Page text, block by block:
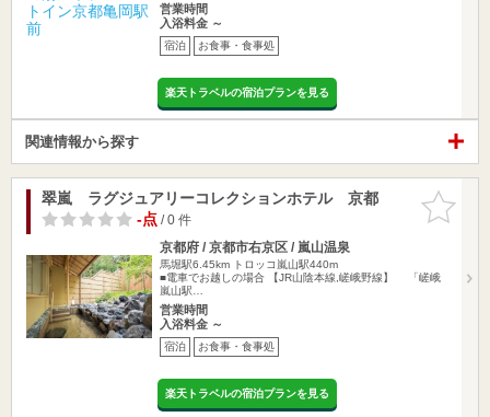
営業時間
入浴料金 ～
宿泊 お食事・食事処
楽天トラベルの宿泊プランを見る
関連情報から探す
お気に入
りに追加
翠嵐 ラグジュアリーコレクションホテル 京都
-点/ 0 件
京都府 / 京都市右京区 / 嵐山温泉
馬堀駅6.45km トロッコ嵐山駅440m
■電車でお越しの場合 【JR山陰本線,嵯峨野線】 「嵯峨
嵐山駅…
営業時間
入浴料金 ～
宿泊 お食事・食事処
楽天トラベルの宿泊プランを見る